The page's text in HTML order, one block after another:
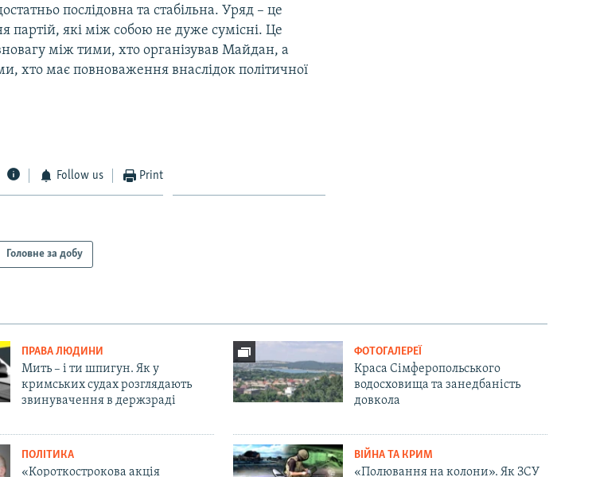
послідовна та стабільна. Уряд – це
партій, які між собою не дуже сумісні. Це
між тими, хто організував Майдан, а
хто має повноваження внаслідок політичної
Follow us Print
Головне за добу
ПРАВА ЛЮДИНИ
Мить – і ти шпигун. Як у
кримських судах розглядають
звинувачення в держзраді
ФОТОГАЛЕРЕЇ
Краса Сімферопольського
водосховища та занедбаність
довкола
ПОЛІТИКА
«Короткострокова акція
ВІЙНА ТА КРИМ
«Полювання на колони». Як ЗСУ